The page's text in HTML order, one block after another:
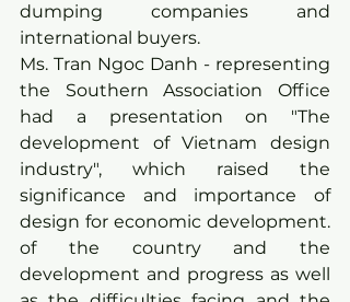
dumping companies and
international buyers.
Ms. Tran Ngoc Danh - representing
the Southern Association Office
had a presentation on "The
development of Vietnam design
industry", which raised the
significance and importance of
design for economic development.
of the country and the
development and progress as well